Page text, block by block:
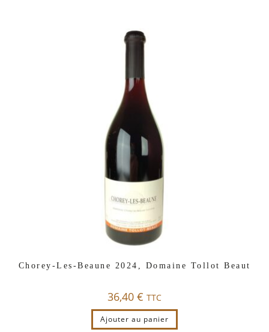
Chorey-Les-Beaune 2024, Domaine Tollot Beaut
36,40 € TTC
Ajouter au panier